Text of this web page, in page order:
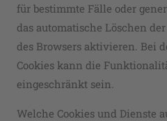
für bestimmte Fälle oder
das automatische Löschen
des Browsers aktivieren. Bei
Cookies kann die
eingeschränkt sein.
Welche Cookies und Dienste